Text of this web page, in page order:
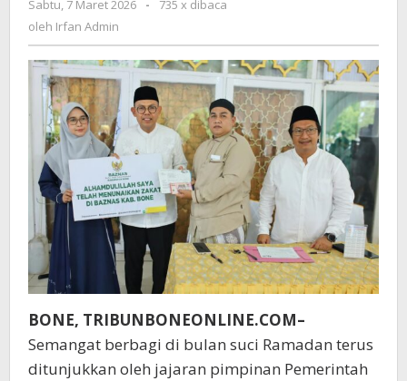
di
Ajak
Masyarakat
Salurkan
Zakat
Melalui
Lembaga
Resmi
Sabtu, 7 Maret 2026
oleh
-
735 x dibaca
oleh Irfan Admin
BONE, TRIBUNBONEONLINE.COM–
Semangat berbagi di bulan suci Ramadan terus
ditunjukkan oleh jajaran pimpinan Pemerintah